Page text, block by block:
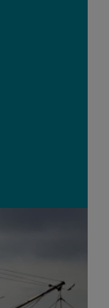
voldoende